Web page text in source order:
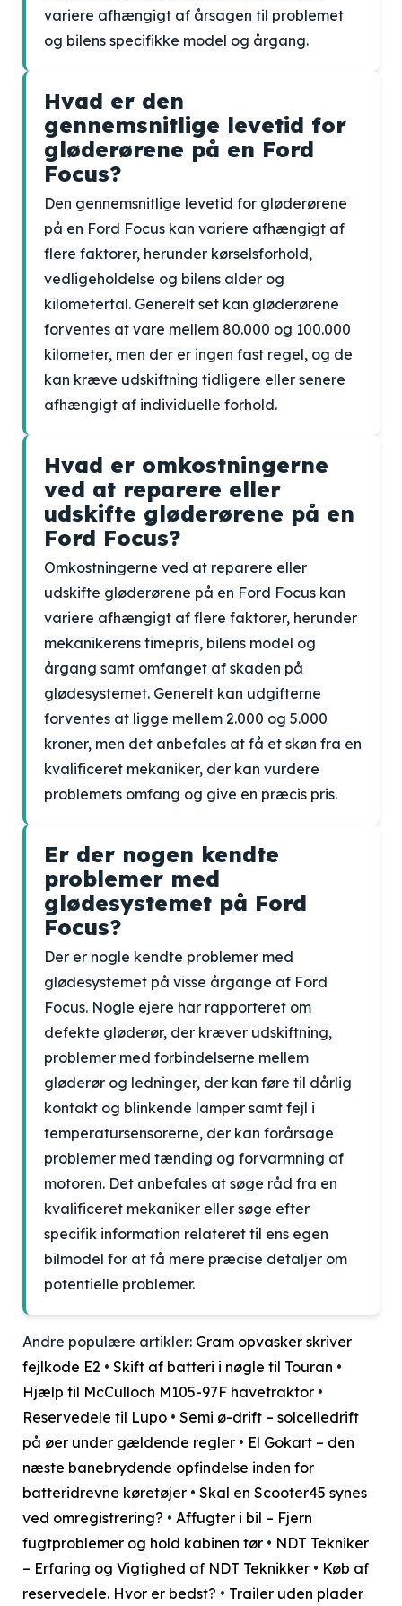
variere afhængigt af årsagen til problemet
og bilens specifikke model og årgang.
Hvad er den
gennemsnitlige levetid for
gløderørene på en Ford
Focus?
Den gennemsnitlige levetid for gløderørene
på en Ford Focus kan variere afhængigt af
flere faktorer, herunder kørselsforhold,
vedligeholdelse og bilens alder og
kilometertal. Generelt set kan gløderørene
forventes at vare mellem 80.000 og 100.000
kilometer, men der er ingen fast regel, og de
kan kræve udskiftning tidligere eller senere
afhængigt af individuelle forhold.
Hvad er omkostningerne
ved at reparere eller
udskifte gløderørene på en
Ford Focus?
Omkostningerne ved at reparere eller
udskifte gløderørene på en Ford Focus kan
variere afhængigt af flere faktorer, herunder
mekanikerens timepris, bilens model og
årgang samt omfanget af skaden på
glødesystemet. Generelt kan udgifterne
forventes at ligge mellem 2.000 og 5.000
kroner, men det anbefales at få et skøn fra en
kvalificeret mekaniker, der kan vurdere
problemets omfang og give en præcis pris.
Er der nogen kendte
problemer med
glødesystemet på Ford
Focus?
Der er nogle kendte problemer med
glødesystemet på visse årgange af Ford
Focus. Nogle ejere har rapporteret om
defekte gløderør, der kræver udskiftning,
problemer med forbindelserne mellem
gløderør og ledninger, der kan føre til dårlig
kontakt og blinkende lamper samt fejl i
temperatursensorerne, der kan forårsage
problemer med tænding og forvarmning af
motoren. Det anbefales at søge råd fra en
kvalificeret mekaniker eller søge efter
specifik information relateret til ens egen
bilmodel for at få mere præcise detaljer om
potentielle problemer.
Andre populære artikler: Gram opvasker skriver
fejlkode E2 • Skift af batteri i nøgle til Touran •
Hjælp til McCulloch M105-97F havetraktor •
Reservedele til Lupo • Semi ø-drift – solcelledrift
på øer under gældende regler • El Gokart – den
næste banebrydende opfindelse inden for
batteridrevne køretøjer • Skal en Scooter45 synes
ved omregistrering? • Affugter i bil – Fjern
fugtproblemer og hold kabinen tør • NDT Tekniker
– Erfaring og Vigtighed af NDT Teknikker • Køb af
reservedele. Hvor er bedst? • Trailer uden plader